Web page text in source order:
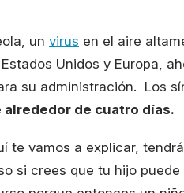
un virus en el aire
Unidos y Europa,
su administración. Los
de cuatro días.
te vamos a explicar,
si crees que tu hijo puede